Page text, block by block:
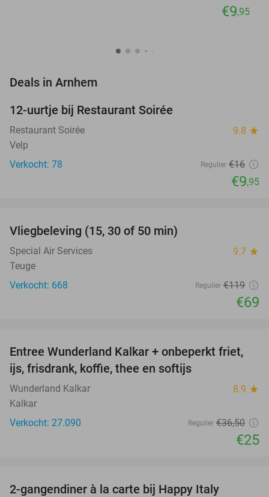
€9,95
Deals in Arnhem
12-uurtje bij Restaurant Soirée
Restaurant Soirée 9.8 star
Velp
Verkocht: 78
Regulier €16
€9,95
Vliegbeleving (15, 30 of 50 min)
Special Air Services 9.7 star
Teuge
Verkocht: 668
Regulier €119
€69
32%
Entree Wunderland Kalkar + onbeperkt friet,
ijs, frisdrank, koffie, thee en softijs
Wunderland Kalkar 8.9 star
Kalkar
Verkocht: 27.090
Regulier €36,50
€25
2-gangendiner à la carte bij Happy Italy